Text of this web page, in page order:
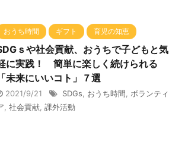
おうち時間 ギフト 育児の知恵
ｓや社会貢献、おうちで子どもと気
に実践！ 簡単に楽しく続けられる
「未来にいいコト」７選
2021/9/21 SDGs おうち時間
ボランティ
社会貢献 課外活動